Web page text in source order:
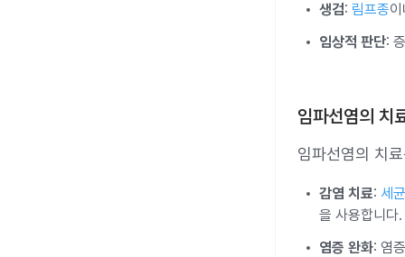
생검: 림프종
임상적 판단:
임파선염의 치
임파선염의 치
감염 치료: 세
을 사용합니다
염증 완화: 염